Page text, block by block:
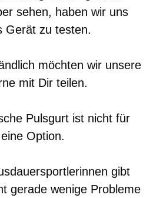
sehen, haben wir uns
Gerät zu testen.
möchten wir unsere
mit Dir teilen.
Pulsgurt ist nicht für
Option.
gibt
gerade wenige Probleme